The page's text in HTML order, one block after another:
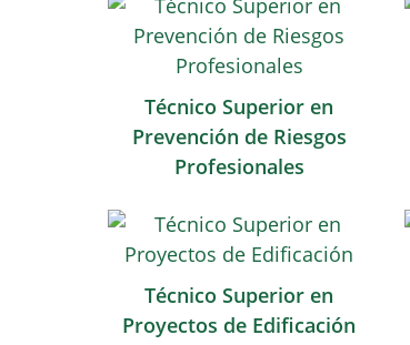
Técnico Superior en
Prevención de Riesgos
Profesionales
Técnico Superior en
Proyectos de Edificación